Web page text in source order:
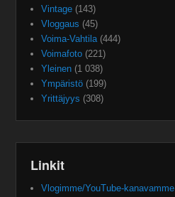
Vintage (143)
Vloggaus (45)
Voima-Vahtila(444)
Voimafoto (221)
Yleinen (1 038)
Ympäristö (199)
Yrittäjyys (308)
Linkit
Vlogimme/YouTube-kanavamme